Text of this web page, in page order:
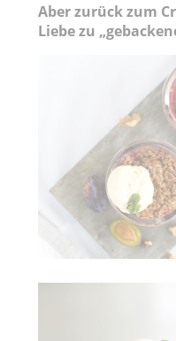
Aber zurück zum
Liebe zu